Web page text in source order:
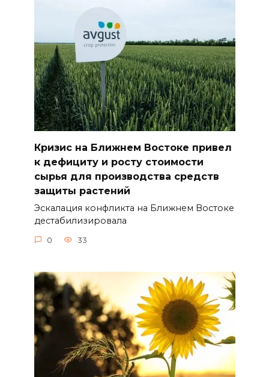
Кризис на Ближнем Востоке привел
к дефициту и росту стоимости
сырья для производства средств
защиты растений
Эскалация конфликта на Ближнем Востоке
дестабилизировала
0 33